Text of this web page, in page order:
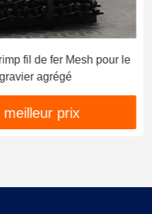
fil de fer Mesh pour le
agrégé
prix